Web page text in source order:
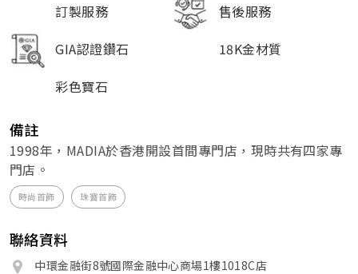
訂製服務
售後服務
GIA認證鑽石
18K金材質
彩色寶石
備註
1998年，MADIA於香港開設首間專門店，現時共有四家專
門店。
時尚首飾 珠寶首飾
聯絡資料
中環金融街8號國際金融中心商場1樓1018C店